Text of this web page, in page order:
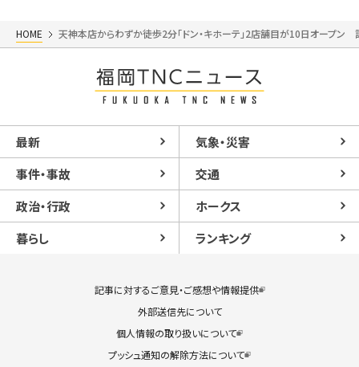
HOME 天神本店からわずか徒歩2分「ドン・キホーテ」2店舗目が10日オープ
最新
気象・災害
事件・事故
交通
政治・行政
ホークス
暮らし
ランキング
記事に対するご意見・ご感想や情報提供
外部送信先について
個人情報の取り扱いについて
プッシュ通知の解除方法について